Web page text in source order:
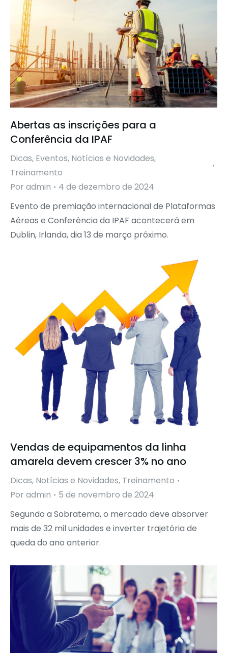
Abertas as inscrições para a
Conferência da IPAF
Dicas, Eventos, Notícias e Novidades,
Treinamento
Por admin
4 de dezembro de 2024
Evento de premiação internacional de Plataformas
Aéreas e Conferência da IPAF acontecerá em
Dublin, Irlanda, dia 13 de março próximo.
Vendas de equipamentos da linha
amarela devem crescer 3% no ano
Dicas, Notícias e Novidades, Treinamento
Por admin
5 de novembro de 2024
Segundo a Sobratema, o mercado deve absorver
mais de 32 mil unidades e inverter trajetória de
queda do ano anterior.